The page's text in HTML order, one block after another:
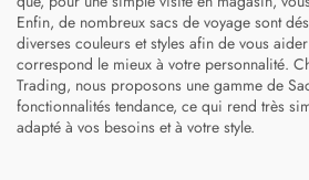
Enfin, de nombreux sacs de voyage sont
diverses couleurs et styles afin de vous
correspond le mieux à votre personnalité.
Trading, nous proposons une gamme de
fonctionnalités tendance, ce qui rend très
adapté à vos besoins et à votre style.